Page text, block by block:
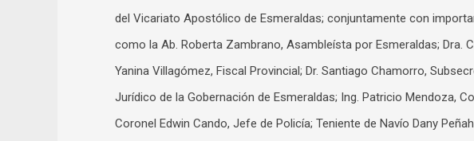
del Vicariato Apostólico de Esmeraldas; conjuntamente con
como la Ab. Roberta Zambrano, Asambleísta por Esmeraldas; Dra.
Yanina Villagómez, Fiscal Provincial; Dr. Santiago Chamorro,
Jurídico de la Gobernación de Esmeraldas; Ing. Patricio Mendoza,
Coronel Edwin Cando, Jefe de Policía; Teniente de Navío Dany